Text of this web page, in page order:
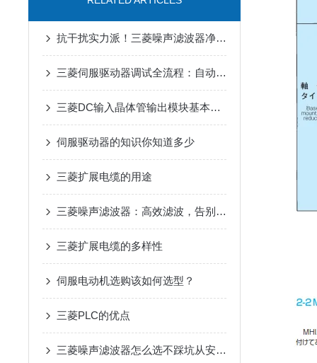
抗干扰实力派！三菱噪声滤波器净化电路环境
三菱伺服驱动器调试全流程：自动增益、共振抑制参数设置详解
三菱DC输入晶体管输出模块基本概论与特点
伺服驱动器的知识你知道多少
三菱扩展电缆的用途
三菱噪声滤波器：高效滤波，告别工业电磁干扰
三菱扩展电缆的多样性
伺服电动机选购该如何选型？
三菱PLC的优点
三菱噪声滤波器怎么选不踩坑从安装环境到兼容性这些关键参数要关注